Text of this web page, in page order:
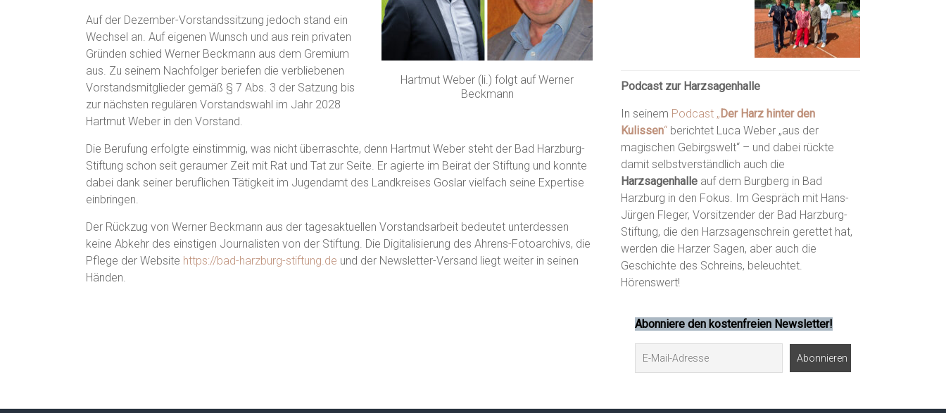
Hartmut Weber (li.) folgt auf Werner
Beckmann
Auf der Dezember-Vorstandssitzung jedoch stand ein
Wechsel an. Auf eigenen Wunsch und aus rein privaten
Gründen schied Werner Beckmann aus dem Gremium
aus. Zu seinem Nachfolger beriefen die verbliebenen
Vorstandsmitglieder gemäß § 7 Abs. 3 der Satzung bis
zur nächsten regulären Vorstandswahl im Jahr 2028
Hartmut Weber in den Vorstand.
Die Berufung erfolgte einstimmig, was nicht überraschte, denn Hartmut Weber steht der Bad Harzburg-
Stiftung schon seit geraumer Zeit mit Rat und Tat zur Seite. Er agierte im Beirat der Stiftung und konnte
dabei dank seiner beruflichen Tätigkeit im Jugendamt des Landkreises Goslar vielfach seine Expertise
einbringen.
Der Rückzug von Werner Beckmann aus der tagesaktuellen Vorstandsarbeit bedeutet unterdessen
keine Abkehr des einstigen Journalisten von der Stiftung. Die Digitalisierung des Ahrens-Fotoarchivs, die
Pflege der Website https://bad-harzburg-stiftung.de und der Newsletter-Versand liegt weiter in seinen
Händen.
Podcast zur Harzsagenhalle
In seinem Podcast „ Der Harz hinter den
Kulissen“ berichtet Luca Weber „aus der
magischen Gebirgswelt“ – und dabei rückte
damit selbstverständlich auch die
Harzsagenhalle auf dem Burgberg in Bad
Harzburg in den Fokus. Im Gespräch mit Hans-
Jürgen Fleger, Vorsitzender der Bad Harzburg-
Stiftung, die den Harzsagenschrein gerettet hat,
werden die Harzer Sagen, aber auch die
Geschichte des Schreins, beleuchtet.
Hörenswert!
Abonniere den kostenfreien Newsletter!